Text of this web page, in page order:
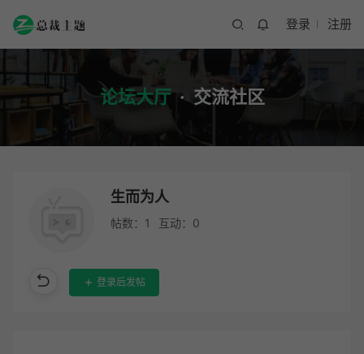
登录 注册
论坛大厅 · 交流社区
生而为人
帖数：1 互动：0
登录后发帖